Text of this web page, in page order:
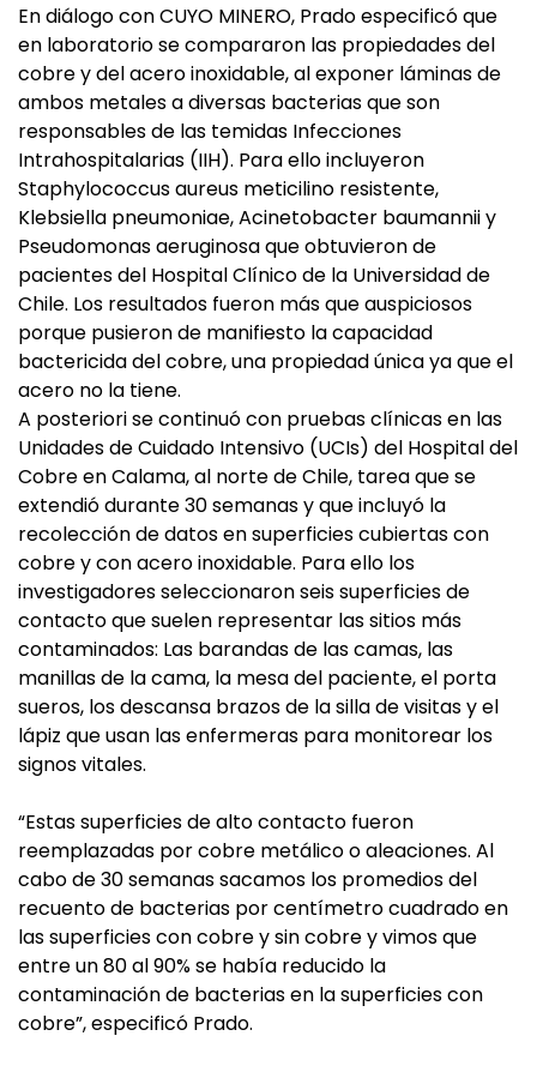
En diálogo con CUYO MINERO, Prado especificó que
en laboratorio se compararon las propiedades del
cobre y del acero inoxidable, al exponer láminas de
ambos metales a diversas bacterias que son
responsables de las temidas Infecciones
Intrahospitalarias (IIH). Para ello incluyeron
Staphylococcus aureus meticilino resistente,
Klebsiella pneumoniae, Acinetobacter baumannii y
Pseudomonas aeruginosa que obtuvieron de
pacientes del Hospital Clínico de la Universidad de
Chile. Los resultados fueron más que auspiciosos
porque pusieron de manifiesto la capacidad
bactericida del cobre, una propiedad única ya que el
acero no la tiene.
A posteriori se continuó con pruebas clínicas en las
Unidades de Cuidado Intensivo (UCIs) del Hospital del
Cobre en Calama, al norte de Chile, tarea que se
extendió durante 30 semanas y que incluyó la
recolección de datos en superficies cubiertas con
cobre y con acero inoxidable. Para ello los
investigadores seleccionaron seis superficies de
contacto que suelen representar las sitios más
contaminados: Las barandas de las camas, las
manillas de la cama, la mesa del paciente, el porta
sueros, los descansa brazos de la silla de visitas y el
lápiz que usan las enfermeras para monitorear los
signos vitales.
“Estas superficies de alto contacto fueron
reemplazadas por cobre metálico o aleaciones. Al
cabo de 30 semanas sacamos los promedios del
recuento de bacterias por centímetro cuadrado en
las superficies con cobre y sin cobre y vimos que
entre un 80 al 90% se había reducido la
contaminación de bacterias en la superficies con
cobre”, especificó Prado.